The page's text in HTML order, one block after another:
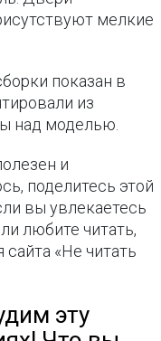
мелкие
показан в
из
над моделью.
и
поделитесь этой
вы увлекаетесь
любите читать,
«Не читать
эту